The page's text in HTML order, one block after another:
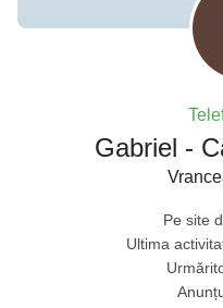
Gabriel -
Pe site
Ultima